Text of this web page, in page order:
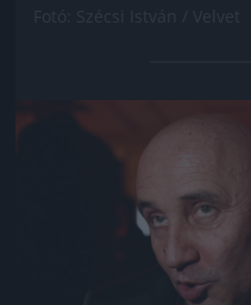
Jön